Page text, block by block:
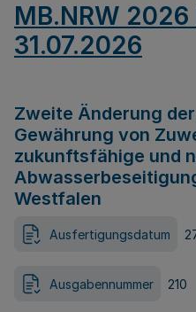
MB.NRW 2026
31.07.2026
Zweite Änderung
Gewährung von
zukunftsfähige und
Westfalen
Ausfertigungsdatum
Ausgabennummer 210